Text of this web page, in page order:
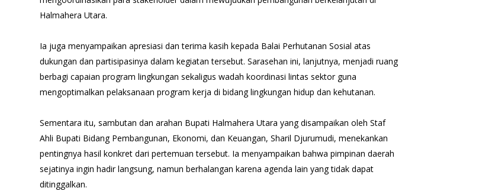
Halmahera Utara.
Ia juga menyampaikan apresiasi dan terima kasih kepada Balai Perhutanan Sosial atas
dukungan dan partisipasinya dalam kegiatan tersebut. Sarasehan ini, lanjutnya, menjadi ruang
berbagi capaian program lingkungan sekaligus wadah koordinasi lintas sektor guna
mengoptimalkan pelaksanaan program kerja di bidang lingkungan hidup dan kehutanan.
Sementara itu, sambutan dan arahan Bupati Halmahera Utara yang disampaikan oleh Staf
Ahli Bupati Bidang Pembangunan, Ekonomi, dan Keuangan, Sharil Djurumudi, menekankan
pentingnya hasil konkret dari pertemuan tersebut. Ia menyampaikan bahwa pimpinan daerah
sejatinya ingin hadir langsung, namun berhalangan karena agenda lain yang tidak dapat
ditinggalkan.